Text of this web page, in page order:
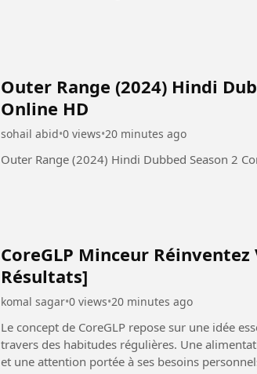
Outer Range (2024) Hindi
Online HD
sohail abid•0 views•20 minutes ago
Outer Range (2024) Hindi Dubbed Season 2
CoreGLP Minceur
Résultats]
komal sagar•0 views•20 minutes ago
Le concept de CoreGLP repose sur une idée
travers des habitudes régulières. Une
et une attention portée à ses besoins